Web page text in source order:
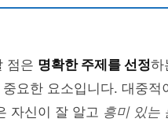
점은 명확한 주제를 선정하
요한 요소입니다. 대중적
자신이 잘 알고 흥미 있는